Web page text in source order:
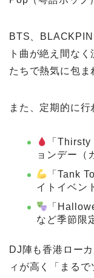
BTS、
ト曲が絶え間な
たちで熱気に包ま
また、定期的に行
「
ョンデー（
「Tank
イトイベン
「
など季節限
DJ陣も香港ロー
ィが高く「まる